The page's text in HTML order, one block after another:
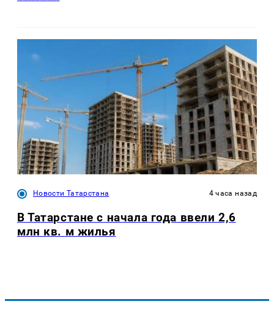
Новости Татарстана 4 часа назад
В Татарстане с начала года ввели 2,6
млн кв. м жилья